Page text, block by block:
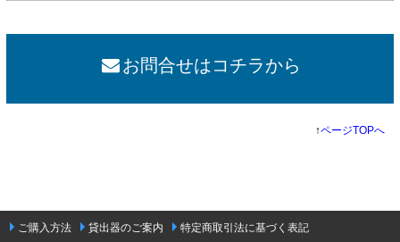
お問合せはコチラから
↑ページTOPへ
ご購入方法 貸出器のご案内 特定商取引法に基づく表記